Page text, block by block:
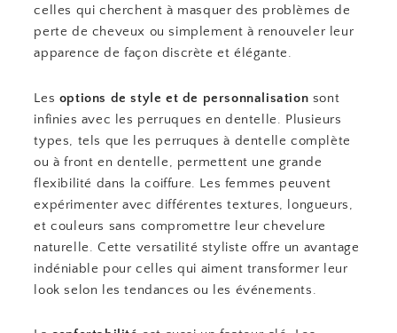
celles qui cherchent à masquer des problèmes de
perte de cheveux ou simplement à renouveler leur
apparence de façon discrète et élégante.
Les options de style et de personnalisation sont
infinies avec les perruques en dentelle. Plusieurs
types, tels que les perruques à dentelle complète
ou à front en dentelle, permettent une grande
flexibilité dans la coiffure. Les femmes peuvent
expérimenter avec différentes textures, longueurs,
et couleurs sans compromettre leur chevelure
naturelle. Cette versatilité styliste offre un avantage
indéniable pour celles qui aiment transformer leur
look selon les tendances ou les événements.